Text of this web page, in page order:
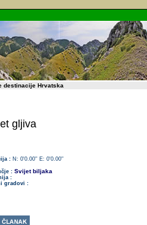
destinacije Hrvatska
gljiva
: N: 0'0.00'' E: 0'0.00''
: Svijet biljaka
:
gradovi :